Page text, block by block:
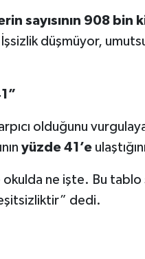
sayısının 908 bin
düşmüyor,
olduğunu
yüzde 41’e
okulda ne işte. Bu
dedi.